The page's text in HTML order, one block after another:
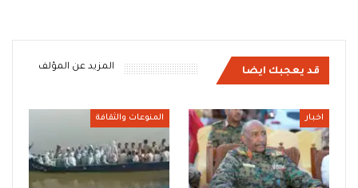
قد يعجبك ايضا المزيد عن المؤلف
اخبار المنوعات والثقافة